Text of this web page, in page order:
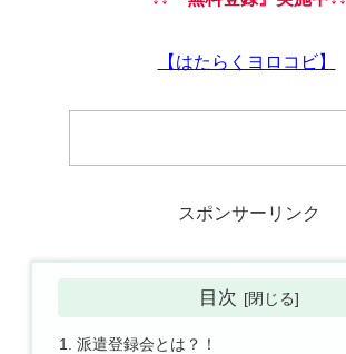
【はたらくヨロコビ】
スポンサーリンク
目次
派遣登録会とは？！